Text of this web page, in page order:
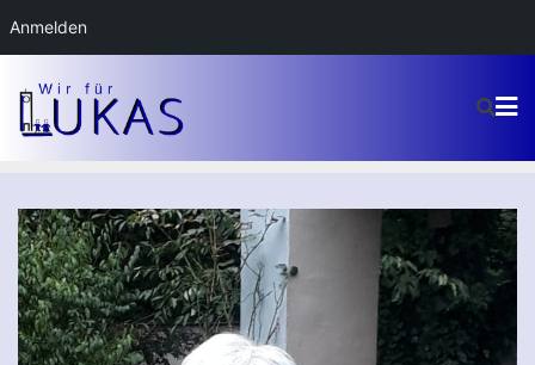
Anmelden